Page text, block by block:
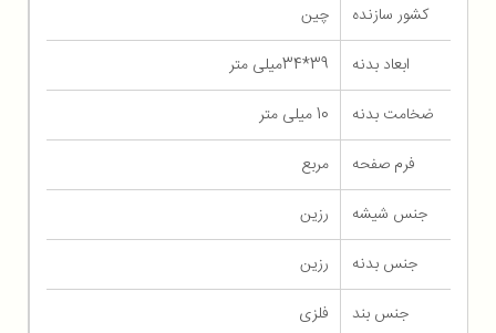
کشور سازنده
چین
ابعاد بدنه
39*34میلی متر
ضخامت بدنه
10 میلی متر
فرم صفحه
مربع
جنس شیشه
رزین
جنس بدنه
رزین
جنس بند
فلزی